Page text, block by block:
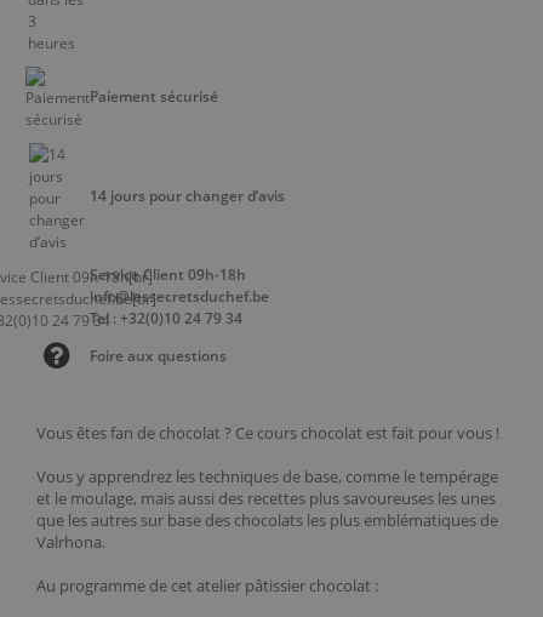
Vous êtes fan de chocolat ? Ce cours chocolat est fait pour vous !
Vous y apprendrez les techniques de base, comme le tempérage
et le moulage, mais aussi des recettes plus savoureuses les unes
que les autres sur base des chocolats les plus emblématiques de
Valrhona.
Au programme de cet atelier pâtissier chocolat :
Paiement sécurisé
14 jours pour changer d’avis
Service Client 09h-18h
info@lessecretsduchef.be
Tel : +32(0)10 24 79 34
Foire aux questions